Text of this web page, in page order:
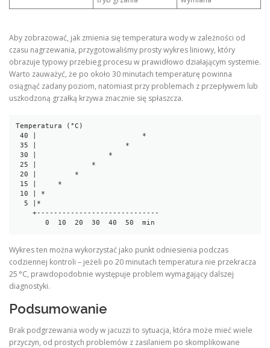
Aby zobrazować, jak zmienia się temperatura wody w zależności od
czasu nagrzewania, przygotowaliśmy prosty wykres liniowy, który
obrazuje typowy przebieg procesu w prawidłowo działającym systemie.
Warto zauważyć, że po około 30 minutach temperaturę powinna
osiągnąć zadany poziom, natomiast przy problemach z przepływem lub
uszkodzoną grzałką krzywa znacznie się spłaszcza.
Temperatura (°C)
40 |                         *
35 |                     *
30 |                 *
25 |             *
20 |         *
  5 |*
    +-----------------------------
Wykres ten można wykorzystać jako punkt odniesienia podczas
codziennej kontroli – jeżeli po 20 minutach temperatura nie przekracza
25 °C, prawdopodobnie występuje problem wymagający dalszej
diagnostyki.
Podsumowanie
Brak podgrzewania wody w jacuzzi to sytuacja, która może mieć wiele
przyczyn, od prostych problemów z zasilaniem po skomplikowane